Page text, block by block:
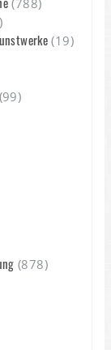
(788)
(19)
(99)
(878)